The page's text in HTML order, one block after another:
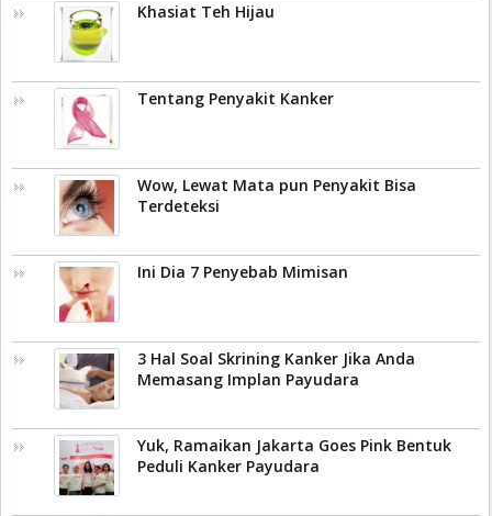
Khasiat Teh Hijau
Tentang Penyakit Kanker
Wow, Lewat Mata pun Penyakit Bisa
Terdeteksi
Ini Dia 7 Penyebab Mimisan
3 Hal Soal Skrining Kanker Jika Anda
Memasang Implan Payudara
Yuk, Ramaikan Jakarta Goes Pink Bentuk
Peduli Kanker Payudara